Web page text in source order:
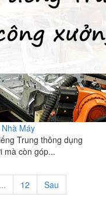
Máy
Trung thông dụng
mà còn góp...
... 12
Sau